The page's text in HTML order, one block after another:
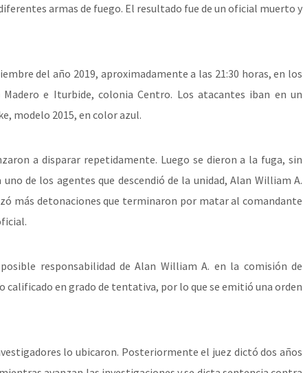
armas de fuego. El resultado fue de un oficial muerto y
del año 2019, aproximadamente a las 21:30 horas, en los
Madero e Iturbide, colonia Centro. Los atacantes iban en un
modelo 2015, en color azul.
a disparar repetidamente. Luego se dieron a la fuga, sin
de los agentes que descendió de la unidad, Alan William A.
más detonaciones que terminaron por matar al comandante
responsabilidad de Alan William A. en la comisión de
calificado en grado de tentativa, por lo que se emitió una orden
lo ubicaron. Posteriormente el juez dictó dos años